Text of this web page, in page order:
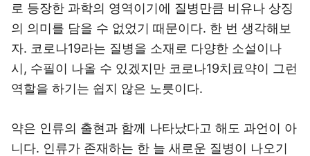
로 등장한 과학의 영역이기에 질병만큼 비유나 상징
의 의미를 담을 수 없었기 때문이다. 한 번 생각해보
자. 코로나19라는 질병을 소재로 다양한 소설이나
시, 수필이 나올 수 있겠지만 코로나19치료약이 그런
역할을 하기는 쉽지 않은 노릇이다.
약은 인류의 출현과 함께 나타났다고 해도 과언이 아
니다. 인류가 존재하는 한 늘 새로운 질병이 나오기